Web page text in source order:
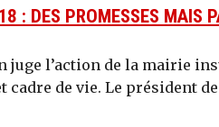
: DES PROMESSES MAIS
juge l’action de la mairie
cadre de vie. Le président